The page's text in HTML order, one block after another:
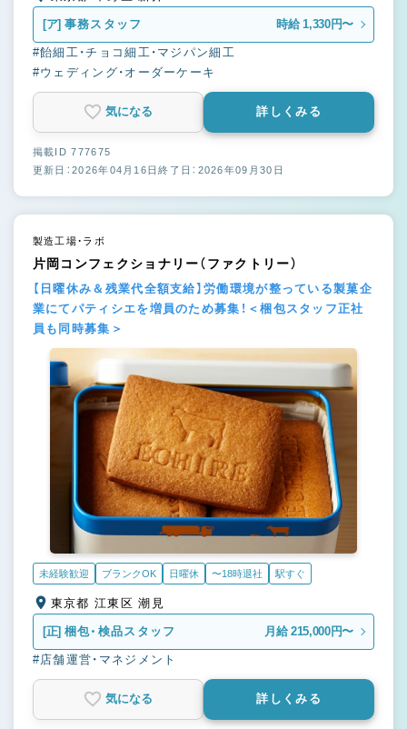
[ア] 事務スタッフ 時給 1,330円〜
#飴細工・チョコ細工・マジパン細工
#ウェディング・オーダーケーキ
気になる 詳しくみる
掲載ID 777675
更新日：2026年04月16日終了日：2026年09月30日
製造工場・ラボ
片岡コンフェクショナリー（ファクトリー）
【日曜休み＆残業代全額支給】労働環境が整っている製菓企
業にてパティシエを増員のため募集！＜梱包スタッフ正社
員も同時募集＞
未経験歓迎 ブランクOK 日曜休 〜18時退社 駅すぐ
東京都 江東区 潮見
[正] 梱包・検品スタッフ 月給 215,000円〜
#店舗運営・マネジメント
気になる 詳しくみる